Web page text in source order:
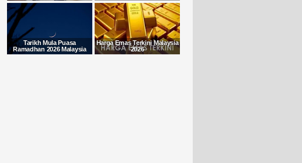
Tarikh Mula Puasa
Ramadhan 2026 Malaysia
Harga Emas Terkini Malaysia
2026